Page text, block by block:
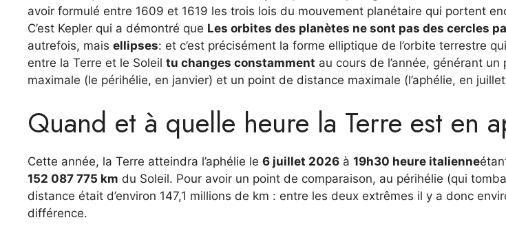
avoir formulé entre 1609 et 1619 les trois lois du mouvement planétaire qui portent
C’est Kepler qui a démontré que Les orbites des planètes ne sont pas des cercles
autrefois, mais ellipses: et c’est précisément la forme elliptique de l’orbite terrestre
entre la Terre et le Soleil tu changes constamment au cours de l’année, générant
maximale (le périhélie, en janvier) et un point de distance maximale (l’aphélie, en
Quand et à quelle heure la Terre est en
Cette année, la Terre atteindra l’aphélie le 6 juillet 2026 à 19h30 heure italienne
152 087 775 km du Soleil. Pour avoir un point de comparaison, au périhélie (qui
distance était d’environ 147,1 millions de km : entre les deux extrêmes il y a donc
différence.